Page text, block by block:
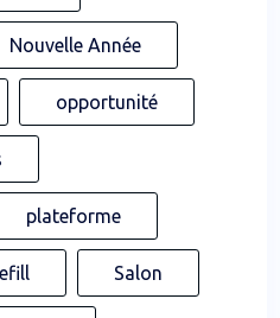
Nouvelle Année
opportunité
plateforme
Salon